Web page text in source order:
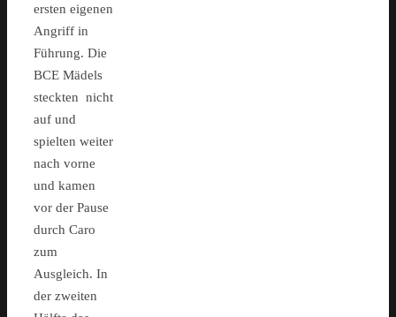
ersten eigenen
Angriff in
Führung. Die
BCE Mädels
steckten nicht
auf und
spielten weiter
nach vorne
und kamen
vor der Pause
durch Caro
zum
Ausgleich. In
der zweiten